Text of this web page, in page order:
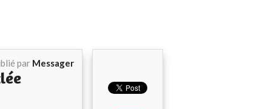
par Messager